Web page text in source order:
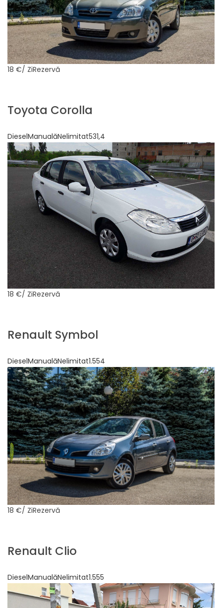
18 €/ ZiRezervă
Toyota Corolla
DieselManualăNelimitat531,4
18 €/ ZiRezervă
Renault Symbol
DieselManualăNelimitat1.554
18 €/ ZiRezervă
Renault Clio
DieselManualăNelimitat1.555